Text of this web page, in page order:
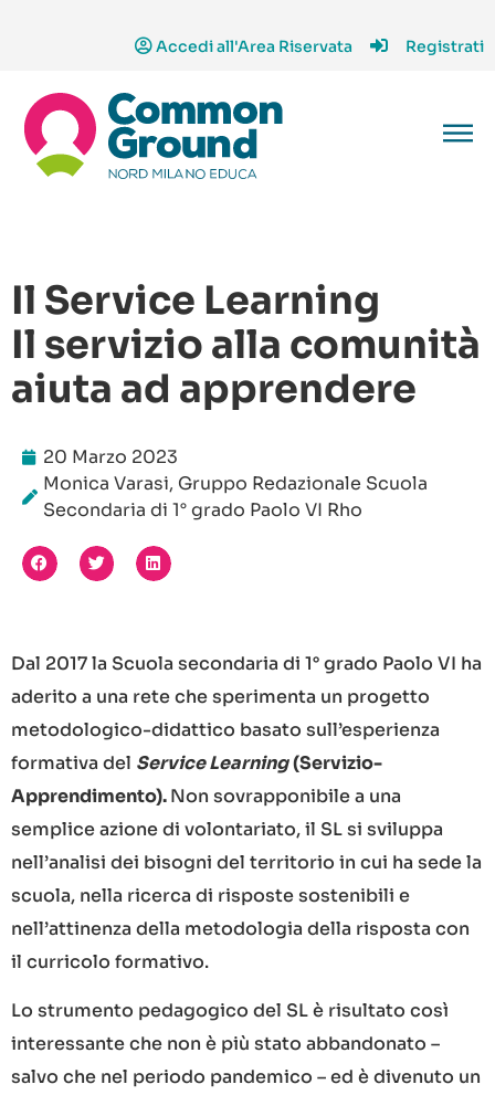
Accedi all'Area Riservata Registrati
Il Service Learning
Il servizio alla comunità
aiuta ad apprendere
20 Marzo 2023
Monica Varasi, Gruppo Redazionale Scuola
Secondaria di 1° grado Paolo VI Rho
Dal 2017 la Scuola secondaria di 1° grado Paolo VI ha
aderito a una rete che sperimenta un progetto
metodologico-didattico basato sull’esperienza
formativa del Service Learning(Servizio-
Apprendimento).Non sovrapponibile a una
semplice azione di volontariato, il SL si sviluppa
nell’analisi dei bisogni del territorio in cui ha sede la
scuola, nella ricerca di risposte sostenibili e
nell’attinenza della metodologia della risposta con
il curricolo formativo.
Lo strumento pedagogico del SL è risultato così
interessante che non è più stato abbandonato –
salvo che nel periodo pandemico – ed è divenuto un